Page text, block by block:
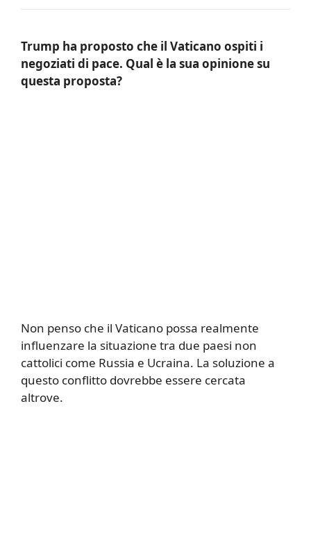
Trump ha proposto che il Vaticano ospiti i
negoziati di pace. Qual è la sua opinione su
questa proposta?
Non penso che il Vaticano possa realmente
influenzare la situazione tra due paesi non
cattolici come Russia e Ucraina. La soluzione a
questo conflitto dovrebbe essere cercata
altrove.